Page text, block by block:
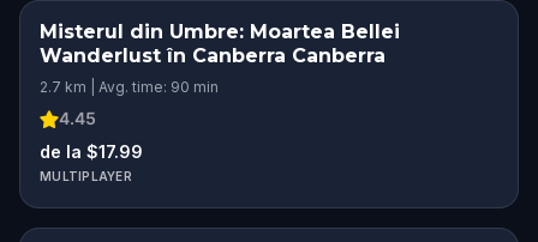
Misterul din Umbre: Moartea Bellei
Wanderlust în Canberra Canberra
2.7 km | Avg. time: 90 min
4.45
de la $17.99
MULTIPLAYER